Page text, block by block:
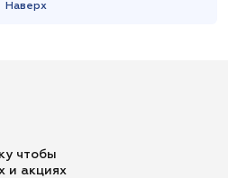
Наверх
чтобы
и акциях